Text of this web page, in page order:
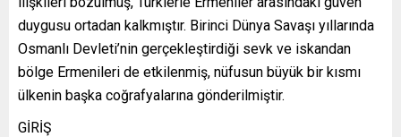
duygusu ortadan kalkmıştır. Birinci Dünya Savaşı yıllarında
Osmanlı Devleti’nin gerçekleştirdiği sevk ve iskandan
bölge Ermenileri de etkilenmiş, nüfusun büyük bir kısmı
ülkenin başka coğrafyalarına gönderilmiştir.
GİRİŞ